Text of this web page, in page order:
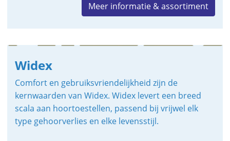
Meer informatie & assortiment
Widex
Comfort en gebruiksvriendelijkheid zijn de
kernwaarden van Widex. Widex levert een breed
scala aan hoortoestellen, passend bij vrijwel elk
type gehoorverlies en elke levensstijl.